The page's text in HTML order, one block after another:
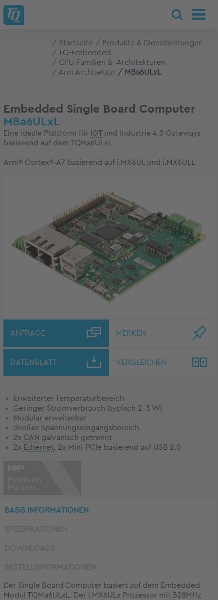
Startseite
Produkte & Dienstleistungen
TQ-Embedded
CPU-Familien & -Architekturen
Arm Architektur
MBa6ULxL
Embedded Single Board Computer
MBa6ULxL
Eine ideale Plattform für IOTund Industrie 4.0 Gateways
basierend auf dem TQMa6ULxL
Arm® Cortex®-A7 basierend auf i.MX6UL und i.MX6ULL
ANFRAGE MERKEN
DATENBLATT VERGLEICHEN
Erweiterter Temperaturbereich
Geringer Stromverbrauch (typisch 2-3 W)
Modular erweiterbar
Großer Spannungseingangsbereich
2x CAN galvanisch getrennt
2x Ethernet , 2x Mini-PCle basierend auf USB 2.0
BASIS INFORMATIONEN
Der Single Board Computer basiert auf dem Embedded
Modul TQMa6ULxL. Der i.MX6ULx Prozessor mit 528MHz